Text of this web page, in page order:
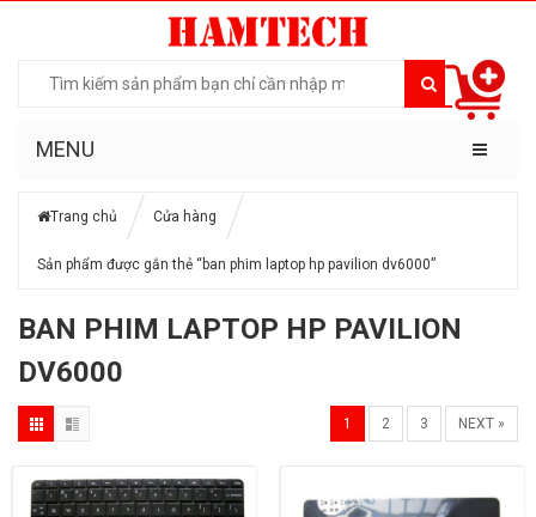
MENU
Trang chủ Cửa hàng
Sản phẩm được gắn thẻ “ban phim laptop hp pavilion dv6000”
BAN PHIM LAPTOP HP PAVILION
DV6000
1 2 3 NEXT »